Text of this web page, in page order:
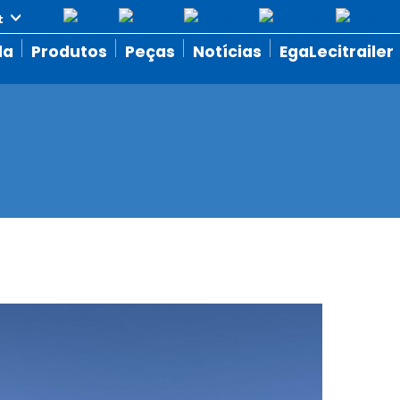
Produtos Peças Notícias EgaLecitrailer